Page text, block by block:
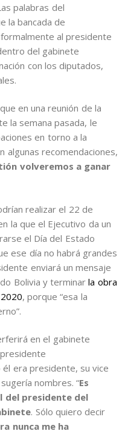
palabras del
la bancada de
al presidente
del gabinete
con los diputados,
en una reunión de la
la semana pasada, le
en torno a la
algunas recomendaciones,
volveremos a ganar
realizar el 22 de
la que el Ejecutivo da un
el Día del Estado
ese día no habrá grandes
enviará un mensaje
Bolivia y terminar la obra
, porque “esa la
en el gabinete
él era presidente, su vice
nombres. “Es
del presidente del
. Sólo quiero decir
nunca me ha